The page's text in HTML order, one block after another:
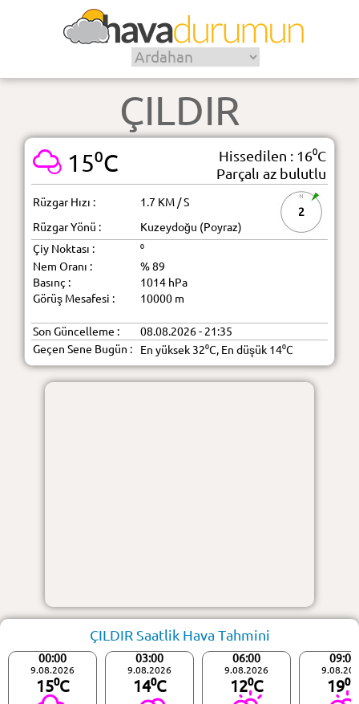
ÇILDIR
15⁰C
Hissedilen : 16⁰C
Parçalı az bulutlu
Rüzgar Hızı : 1.7 KM / S
2
Rüzgar Yönü :
Kuzeydoğu (Poyraz)
Çiy Noktası :
⁰
Nem Oranı :
% 89
Basınç :
1014 hPa
Görüş Mesafesi :
10000 m
Son Güncelleme :
08.08.2026 - 21:35
Geçen Sene Bugün :
En yüksek 32⁰C, En düşük 14⁰C
ÇILDIR Saatlik Hava Tahmini
00:00
9.08.2026
15⁰C
03:00
9.08.2026
14⁰C
06:00
9.08.2026
12⁰C
09:00
19⁰C